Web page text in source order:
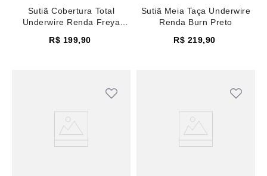
Sutiã Cobertura Total
Underwire Renda Freya
R$ 199,90
Sutiã Meia Taça Underwire
Renda Burn Preto
R$ 219,90